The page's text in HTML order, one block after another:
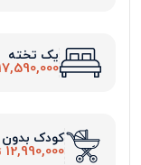
یک تخته
کودک
12,990,000